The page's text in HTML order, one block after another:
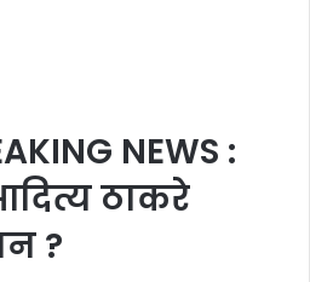
NEWS :
ठाकरे
?